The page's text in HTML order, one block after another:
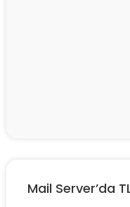
Mail Server’da